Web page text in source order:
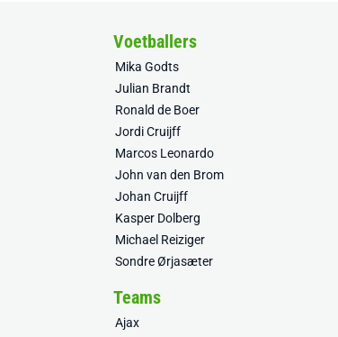
Voetballers
Mika Godts
Julian Brandt
Ronald de Boer
Jordi Cruijff
Marcos Leonardo
John van den Brom
Johan Cruijff
Kasper Dolberg
Michael Reiziger
Sondre Ørjasæter
Teams
Ajax